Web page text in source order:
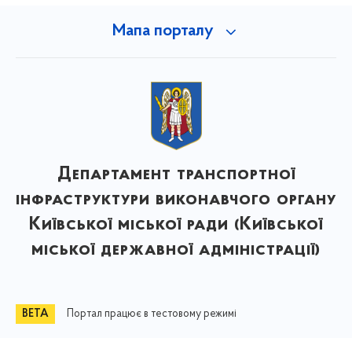
Мапа порталу
Департамент транспортної
інфраструктури виконавчого органу
Київської міської ради (Київської
міської державної адміністрації)
Портал працює в тестовому режимі